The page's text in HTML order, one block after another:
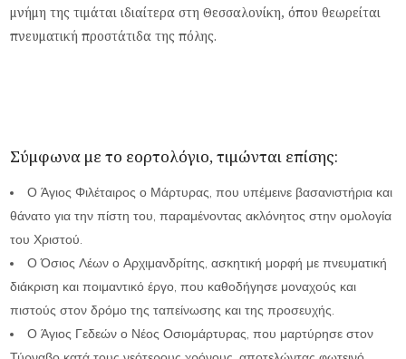
μνήμη της τιμάται ιδιαίτερα στη Θεσσαλονίκη, όπου θεωρείται
πνευματική προστάτιδα της πόλης.
Σύμφωνα με το εορτολόγιο, τιμώνται επίσης:
Ο Άγιος Φιλέταιρος ο Μάρτυρας, που υπέμεινε βασανιστήρια και
θάνατο για την πίστη του, παραμένοντας ακλόνητος στην ομολογία
του Χριστού.
Ο Όσιος Λέων ο Αρχιμανδρίτης, ασκητική μορφή με πνευματική
διάκριση και ποιμαντικό έργο, που καθοδήγησε μοναχούς και
πιστούς στον δρόμο της ταπείνωσης και της προσευχής.
Ο Άγιος Γεδεών ο Νέος Οσιομάρτυρας, που μαρτύρησε στον